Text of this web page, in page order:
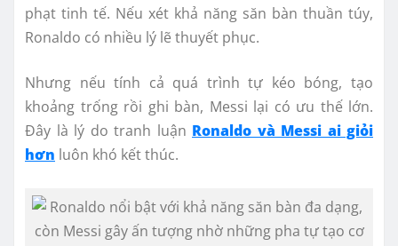
phạt tinh tế. Nếu xét khả năng săn bàn thuần túy,
Ronaldo có nhiều lý lẽ thuyết phục.
Nhưng nếu tính cả quá trình tự kéo bóng, tạo
khoảng trống rồi ghi bàn, Messi lại có ưu thế lớn.
Đây là lý do tranh luận Ronaldo và Messi ai giỏi
hơn luôn khó kết thúc.